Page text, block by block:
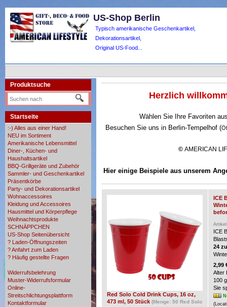
US-Shop Berlin
Typisch amerikanische Geschenkartikel,
Dekorationsartikel,
Original US-Food...
Produktsuche
Startseite
:-) Alles aus einer Hand!
NEU im Sortiment
Amerikanische Lebensmittel
Diner-, Küchen- und
Haushaltsartikel
BBQ-Grillgeräte und Zubehör
Sammler- und Geschenkartikel
Präsentkörbe
Party- und Dekorationsartikel
Wohnaccessoires
Kleidung und Accessoires
Hausmittel und Körperpflege
Weihnachtsprodukte
SCHNÄPPCHEN
US-Shop Seitenübersicht
? Laden-Öffnungszeiten
? Anfahrt zum Laden
? Häufig gestellte Fragen
Widerrufsbelehrung
Muster-Widerrufsformular
Online-
Streitschlichtungsplattform
Kontaktformular
Herzlich
Wählen Sie Ihre Favoriten
Besuchen Sie uns in Berlin-Tempelhof (
© AMERICAN
Hier einige Beispiele aus unserem
Red Solo Cold Drink Cups, 16 oz,
473 ml, 50 Stück (Menge: 50 Red Solo
ICE
ICE
24
2,99
Alter
100
Sie